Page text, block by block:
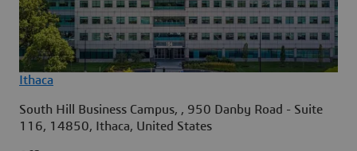
Ithaca
South Hill Business Campus, , 950 Danby Road - Suite
116, 14850, Ithaca, United States